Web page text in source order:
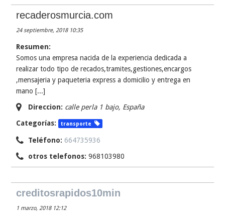
recaderosmurcia.com
24 septiembre, 2018 10:35
Resumen:
Somos una empresa nacida de la experiencia dedicada a
realizar todo tipo de recados,tramites,gestiones,encargos
,mensajeria y paqueteria express a domicilio y entrega en
mano [...]
Direccion: calle perla 1 bajo, España
Categorías:
transporte
Teléfono: 664735936
otros telefonos: 968103980
creditosrapidos10min
1 marzo, 2018 12:12